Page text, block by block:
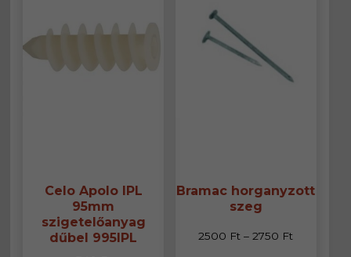
Celo Apolo IPL
95mm
szigetelőanyag
dűbel 995IPL
Bramac horganyzott
szeg
2500 Ft – 2750 Ft